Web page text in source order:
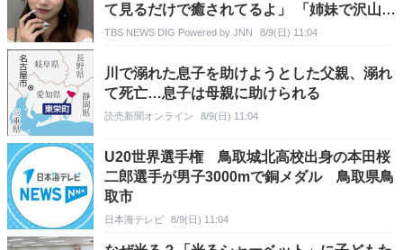
て見るだけで癒されてるよ」 「姉妹で沢山お
出かけしたりしようね」
TBS NEWS DIG Powered by JNN 8/9(日) 11:04
川で溺れた息子を助けようとした父親、溺れ
て死亡…息子は母親に助けられる
読売新聞オンライン 8/9(日) 11:04
U20世界選手権 鳥取城北高校出身の本田桜
二郎選手が男子3000mで銅メダル 鳥取県鳥
取市
日本海テレビ 8/9(日) 11:04